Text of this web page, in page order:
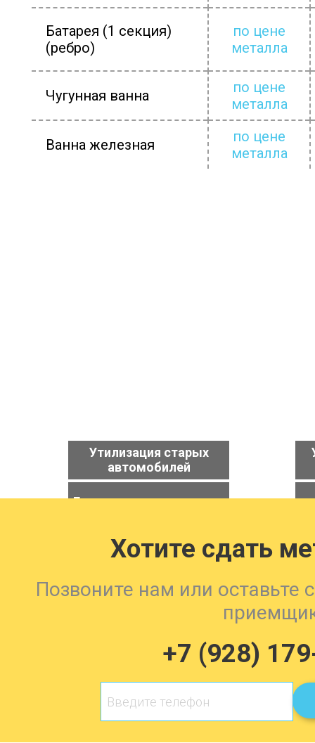
Батарея (1 секция)
(ребро)
по цене
металла
Чугунная ванна
по цене
металла
Ванна железная
по цене
металла
Утилизация старых
автомобилей
Демонтаж металлолома
Вывоз мусора
Хотите сдать
Позвоните нам или оставьте
+7 (928)